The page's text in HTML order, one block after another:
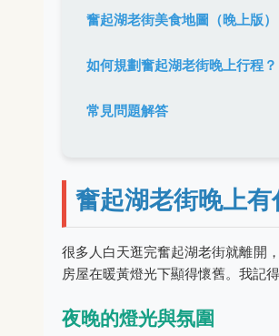
奮起湖老街美食地圖（晚上版）
如何規劃奮起湖老街晚上行程？
常見問題解答
奮起湖老街晚上有
很多人白天逛完奮起湖老街就離開
房屋在暖黃燈光下顯得懷舊。我記
夜晚的燈光與氛圍